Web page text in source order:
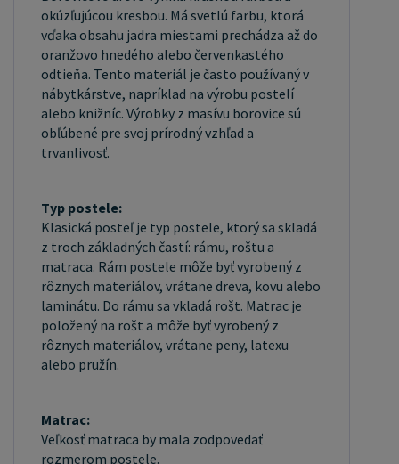
radi sa Vám budeme venovať. Poprípade sa
zaregistrujte sa ("UŽÍVATEĽ" - v hornej lište),
vyplníte osobné údaje a zakliknete "MÁME
ZÁUJEM O VEĽKOOBCHODNÚ SPOLUPRÁCU" a
zadáte fakturačné údaje. Po ich kontrole, Vám
bude povolený prístup do veľkoobchodu.
okúzľujúcou kresbou. Má svetlú farbu, ktorá
vďaka obsahu jadra miestami prechádza až do
oranžovo hnedého alebo červenkastého
odtieňa. Tento materiál je často používaný v
nábytkárstve, napríklad na výrobu postelí
alebo knižníc. Výrobky z masívu borovice sú
obľúbené pre svoj prírodný vzhľad a
trvanlivosť.
Typ postele:
Klasická posteľ je typ postele, ktorý sa skladá
z troch základných častí: rámu, roštu a
matraca. Rám postele môže byť vyrobený z
rôznych materiálov, vrátane dreva, kovu alebo
laminátu. Do rámu sa vkladá rošt. Matrac je
položený na rošt a môže byť vyrobený z
rôznych materiálov, vrátane peny, latexu
alebo pružín.
Matrac:
Veľkosť matraca by mala zodpovedať
rozmerom postele.